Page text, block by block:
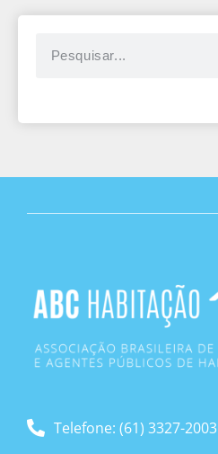
Telefone: (61) 3327-2003